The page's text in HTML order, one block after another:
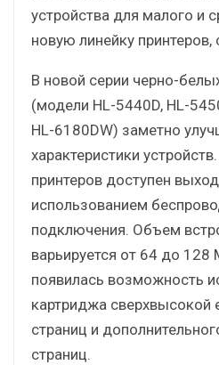
устройства для малого и
новую линейку
В новой серии черно-
(модели HL-5440D, HL-
HL-6180DW) заметно
характеристики
принтеров доступен
использованием
подключения. Объем
варьируется от 64 до 128
появилась возможность
картриджа сверхвысокой
страниц и
страниц.